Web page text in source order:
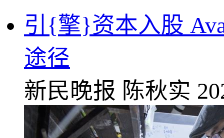
引{擎}资本入股
途径
新民晚报 陈秋实